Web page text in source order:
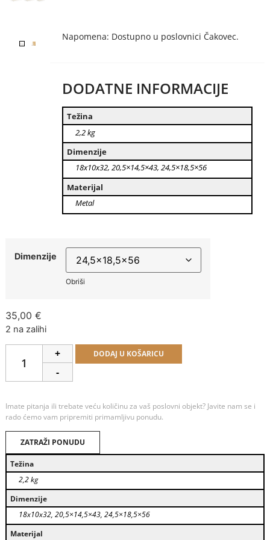
Napomena: Dostupno u poslovnici Čakovec.
DODATNE INFORMACIJE
Težina
2,2 kg
Dimenzije
18x10x32, 20,5×14,5×43, 24,5×18,5×56
Materijal
Metal
Dimenzije
Obriši
35,00 €
2 na zalihi
+
-
DODAJ U KOŠARICU
Imate pitanja ili trebate veću količinu za vaš poslovni objekt? Javite nam se i
rado ćemo vam pripremiti primamljivu ponudu.
ZATRAŽI PONUDU
Težina
2,2 kg
Dimenzije
18x10x32, 20,5×14,5×43, 24,5×18,5×56
Materijal